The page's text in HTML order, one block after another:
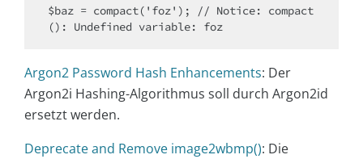
$baz = compact('foz'); // Notice: compact
Argon2 Password Hash Enhancements: Der
Argon2i Hashing-Algorithmus soll durch Argon2id
ersetzt werden.
Deprecate and Remove image2wbmp(): Die